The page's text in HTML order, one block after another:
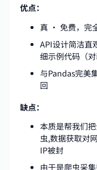
优点：
真 · 免费，完
API设计简洁直
细示例代码（对
与Pandas完美
回
缺点：
本质是帮我们
虫,数据获取对
IP被封
由于是爬虫采